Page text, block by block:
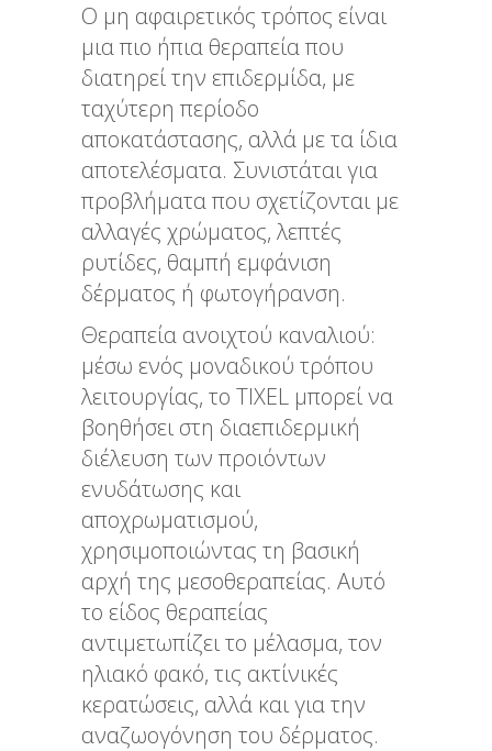
Ο μη αφαιρετικός τρόπος είναι
μια πιο ήπια θεραπεία που
διατηρεί την επιδερμίδα, με
ταχύτερη περίοδο
αποκατάστασης, αλλά με τα ίδια
αποτελέσματα. Συνιστάται για
προβλήματα που σχετίζονται με
αλλαγές χρώματος, λεπτές
ρυτίδες, θαμπή εμφάνιση
δέρματος ή φωτογήρανση.
Θεραπεία ανοιχτού καναλιού:
μέσω ενός μοναδικού τρόπου
λειτουργίας, το TIXEL μπορεί να
βοηθήσει στη διαεπιδερμική
διέλευση των προιόντων
ενυδάτωσης και
αποχρωματισμού,
χρησιμοποιώντας τη βασική
αρχή της μεσοθεραπείας. Αυτό
το είδος θεραπείας
αντιμετωπίζει το μέλασμα, τον
ηλιακό φακό, τις ακτίνικές
κερατώσεις, αλλά και για την
αναζωογόνηση του δέρματος.